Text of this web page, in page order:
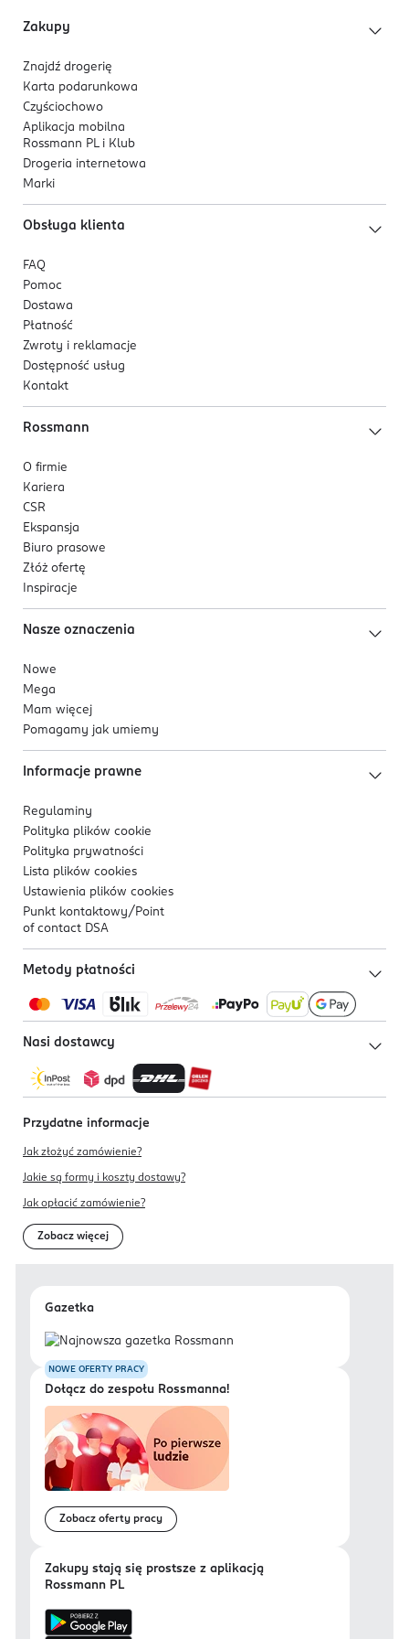
Zakupy
Znajdź drogerię
Karta podarunkowa
Czyściochowo
Aplikacja mobilna
Rossmann PL i Klub
Drogeria internetowa
Marki
Obsługa klienta
FAQ
Pomoc
Dostawa
Płatność
Zwroty i reklamacje
Dostępność usług
Kontakt
Rossmann
O firmie
Kariera
CSR
Ekspansja
Biuro prasowe
Złóż ofertę
Inspiracje
Nasze oznaczenia
Nowe
Mega
Mam więcej
Pomagamy jak umiemy
Informacje prawne
Regulaminy
Polityka plików cookie
Polityka prywatności
Lista plików cookies
Ustawienia plików cookies
Punkt kontaktowy/ Point
of contact DSA
Metody płatności
Nasi dostawcy
Przydatne informacje
Jak złożyć zamówienie?
Jakie są formy i koszty dostawy?
Jak opłacić zamówienie?
Zobacz więcej
Gazetka
NOWE OFERTY PRACY
Dołącz do zespołu Rossmanna!
Zobacz oferty pracy
Zakupy stają się prostsze z aplikacją
Rossmann PL